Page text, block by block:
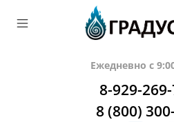
Ежедневно с
8-929-
8 (800)